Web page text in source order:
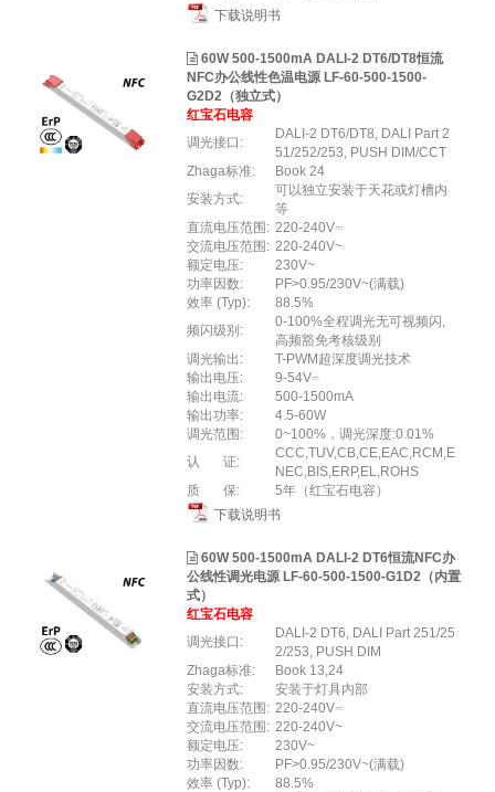
下载说明书
60W 500-1500mA DALI-2 DT6/DT8恒流
NFC办公线性色温电源 LF-60-500-1500-
G2D2（独立式）
红宝石电容
调光接口:
DALI-2 DT6/DT8, DALI Part 2
51/252/253, PUSH DIM/CCT
Zhaga标准:
Book 24
安装方式:
可以独立安装于天花或灯槽内
等
直流电压范围: 220-240V⎓
交流电压范围: 220-240V~
额定电压:
230V~
功率因数:
PF>0.95/230V~(满载)
效率 (Typ):
88.5%
频闪级别:
0-100%全程调光无可视频闪,
高频豁免考核级别
调光输出:
T-PWM超深度调光技术
输出电压:
9-54V⎓
输出电流:
500-1500mA
输出功率:
4.5-60W
调光范围:
0~100%，调光深度:0.01%
认 证:
CCC,TUV,CB,CE,EAC,RCM,E
NEC,BIS,ERP,EL,ROHS
质 保:
5年（红宝石电容）
下载说明书
60W 500-1500mA DALI-2 DT6恒流NFC办
公线性调光电源 LF-60-500-1500-G1D2（内置
式）
红宝石电容
调光接口:
DALI-2 DT6, DALI Part 251/25
2/253, PUSH DIM
Zhaga标准:
Book 13,24
安装方式:
安装于灯具内部
直流电压范围: 220-240V⎓
交流电压范围: 220-240V~
额定电压:
230V~
功率因数:
PF>0.95/230V~(满载)
效率 (Typ):
88.5%